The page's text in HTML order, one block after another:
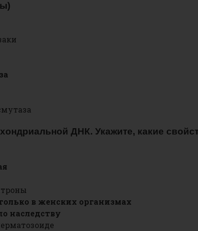
ДНК. Укажите, какие
в женских организмах
наследству